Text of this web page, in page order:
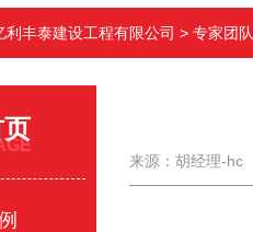
利丰泰建设工程有限公司 > 专家团队
页
来源：胡经理-hc